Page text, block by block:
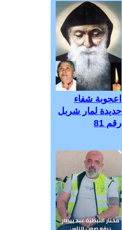
اعجوبة شفاء
جديدة لمار شربل
رقم 81